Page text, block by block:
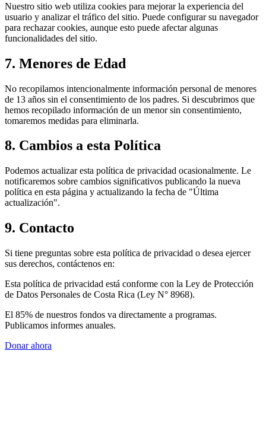
Nuestro sitio web utiliza cookies para mejorar la experiencia del
usuario y analizar el tráfico del sitio. Puede configurar su navegador
para rechazar cookies, aunque esto puede afectar algunas
funcionalidades del sitio.
7. Menores de Edad
No recopilamos intencionalmente información personal de menores
de 13 años sin el consentimiento de los padres. Si descubrimos que
hemos recopilado información de un menor sin consentimiento,
tomaremos medidas para eliminarla.
8. Cambios a esta Política
Podemos actualizar esta política de privacidad ocasionalmente. Le
notificaremos sobre cambios significativos publicando la nueva
política en esta página y actualizando la fecha de "Última
actualización".
9. Contacto
Si tiene preguntas sobre esta política de privacidad o desea ejercer
sus derechos, contáctenos en:
Esta política de privacidad está conforme con la Ley de Protección
de Datos Personales de Costa Rica (Ley N° 8968).
El 85% de nuestros fondos va directamente a programas.
Publicamos informes anuales.
Donar ahora